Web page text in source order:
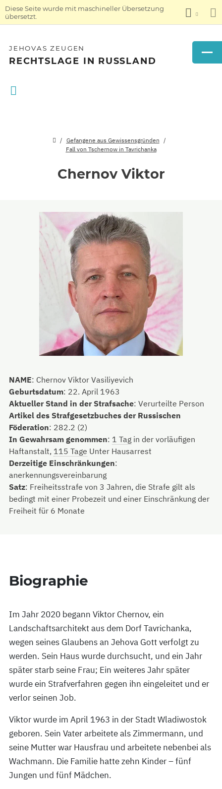
Diese Seite wurde mit maschineller Übersetzung
übersetzt.
JEHOVAS ZEUGEN
RECHTSLAGE IN RUSSLAND
Gefangene aus Gewissensgründen
Fall von Tschernow in Tavrichanka
Chernov Viktor
NAME: Chernov Viktor Vasiliyevich
Geburtsdatum: 22. April 1963
Aktueller Stand in der Strafsache: Verurteilte Person
Artikel des Strafgesetzbuches der Russischen
Föderation: 282.2 (2)
In Gewahrsam genommen: 1 Tag in der vorläufigen
Haftanstalt, 115 Tage Unter Hausarrest
Derzeitige Einschränkungen:
anerkennungsvereinbarung
Satz: Freiheitsstrafe von 3 Jahren, die Strafe gilt als
bedingt mit einer Probezeit und einer Einschränkung der
Freiheit für 6 Monate
Biographie
Im Jahr 2020 begann Viktor Chernov, ein
Landschaftsarchitekt aus dem Dorf Tavrichanka,
wegen seines Glaubens an Jehova Gott verfolgt zu
werden. Sein Haus wurde durchsucht, und ein Jahr
später starb seine Frau; Ein weiteres Jahr später
wurde ein Strafverfahren gegen ihn eingeleitet und er
verlor seinen Job.
Viktor wurde im April 1963 in der Stadt Wladiwostok
geboren. Sein Vater arbeitete als Zimmermann, und
seine Mutter war Hausfrau und arbeitete nebenbei als
Wachmann. Die Familie hatte zehn Kinder – fünf
Jungen und fünf Mädchen.